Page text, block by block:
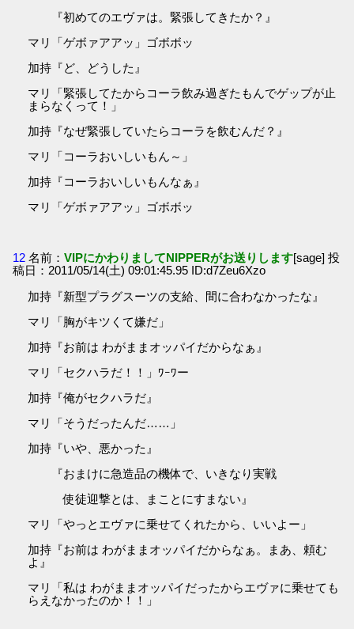
『初めてのエヴァは。緊張してきたか？』
マリ「ゲボァアアッ」ゴボボッ
加持『ど、どうした』
マリ「緊張してたからコーラ飲み過ぎたもんでゲップが止
まらなくって！」
加持『なぜ緊張していたらコーラを飲むんだ？』
マリ「コーラおいしいもん～」
加持『コーラおいしいもんなぁ』
マリ「ゲボァアアッ」ゴボボッ
12 名前：VIPにかわりましてNIPPERがお送りします[sage] 投
稿日：2011/05/14(土) 09:01:45.95 ID:d7Zeu6Xzo
加持『新型プラグスーツの支給、間に合わなかったな』
マリ「胸がキツくて嫌だ」
加持『お前は わがままオッパイだからなぁ』
マリ「セクハラだ！！」ﾜｰﾜー
加持『俺がセクハラだ』
マリ「そうだったんだ……」
加持『いや、悪かった』
『おまけに急造品の機体で、いきなり実戦
使徒迎撃とは、まことにすまない』
マリ「やっとエヴァに乗せてくれたから、いいよー」
加持『お前は わがままオッパイだからなぁ。まあ、頼む
よ』
マリ「私は わがままオッパイだったからエヴァに乗せても
らえなかったのか！！」